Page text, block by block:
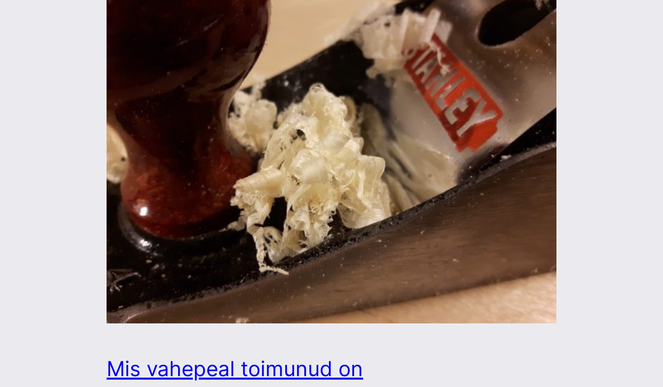
Mis vahepeal toimunud on